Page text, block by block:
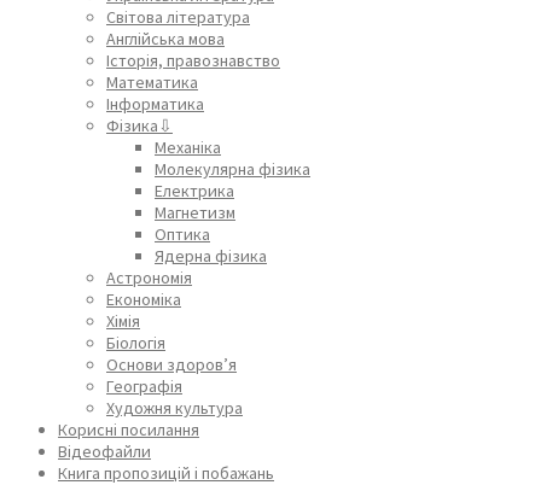
Світова література
Англійська мова
Історія, правознавство
Математика
Інформатика
Фізика⇩
Механіка
Молекулярна фізика
Електрика
Магнетизм
Оптика
Ядерна фізика
Астрономія
Економіка
Хімія
Біологія
Основи здоров’я
Географія
Художня культура
Корисні посилання
Відеофайли
Книга пропозицій і побажань